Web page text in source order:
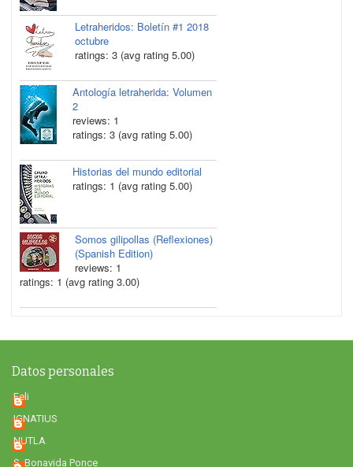
Letraheridos: Boletín #1 2018
octubre
ratings: 3 (avg rating 5.00)
Antología letraherida: Volumen
2
reviews: 1
ratings: 3 (avg rating 5.00)
Historias del mundo editorial
ratings: 1 (avg rating 5.00)
Somos gilipollas (Reflexiones)
(Spanish Edition)
reviews: 1
ratings: 1 (avg rating 3.00)
Datos personales
Feli
IGNATIUS
NUTLA
S. Bonavida Ponce